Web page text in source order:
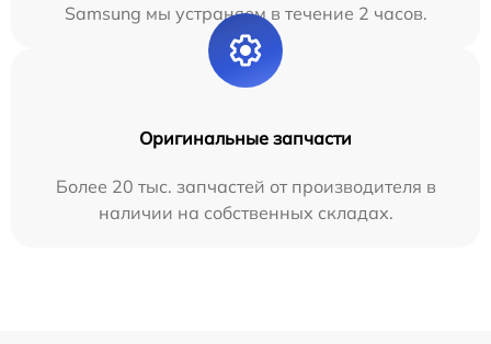
Samsung мы устраняем в течение 2 часов.
Оригинальные запчасти
Более 20 тыс. запчастей от производителя в
наличии на собственных складах.